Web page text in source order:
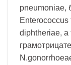
pneumoniae,
diphtheriae, а